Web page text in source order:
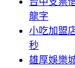
龍字
小吃加盟
秒
雄厚娛樂